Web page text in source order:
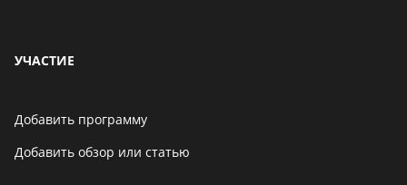
УЧАСТИЕ
Добавить программу
Добавить обзор или статью